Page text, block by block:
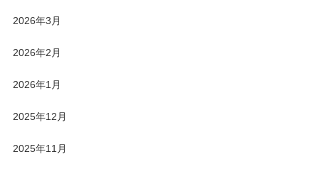
2026年3月
2026年2月
2026年1月
2025年12月
2025年11月